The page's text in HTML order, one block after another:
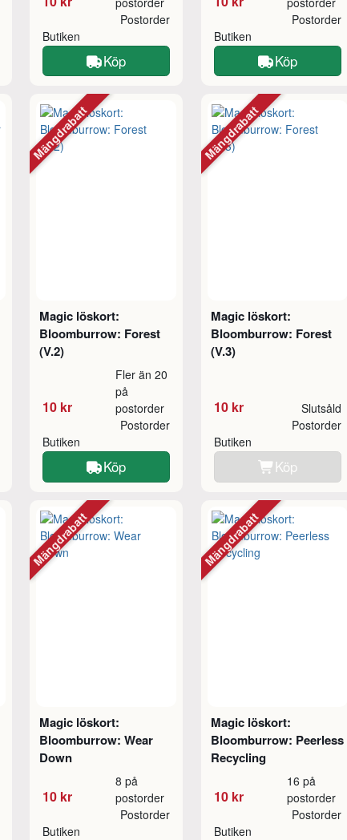
Butiken
Postorder
Köp
Butiken
Postorder
Köp
Magic löskort:
Bloomburrow: Forest
(V.2)
10 kr
Fler än 20
på
postorder
Butiken
Postorder
Köp
Mängdrabatt
Magic löskort:
Bloomburrow: Forest
(V.3)
10 kr Slutsåld
Butiken
Postorder
Köp
Mängdrabatt
Magic löskort:
Bloomburrow: Wear
Down
10 kr
8 på
postorder
Butiken
Postorder
Mängdrabatt
Magic löskort:
Bloomburrow: Peerless
Recycling
10 kr
16 på
postorder
Butiken
Postorder
Mängdrabatt